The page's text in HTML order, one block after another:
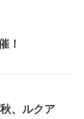
！
、ルクア